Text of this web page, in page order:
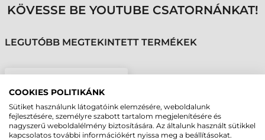
KÖVESSE BE YOUTUBE CSATORNÁNKAT!
LEGUTÓBB MEGTEKINTETT TERMÉKEK
QLN420
COOKIES POLITIKÁNK
Sütiket használunk látogatóink elemzésére, weboldalunk
fejlesztésére, személyre szabott tartalom megjelenítésére és
nagyszerű weboldalélmény biztosítására. Az általunk használt sütikkel
kapcsolatos további információkért nyissa meg a beállításokat.